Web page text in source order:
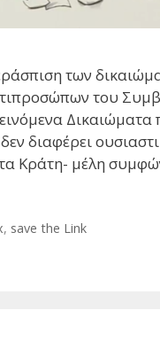
των
του
Δικαιώματα
διαφέρει
τα Κράτη- μέλη
, save the Link